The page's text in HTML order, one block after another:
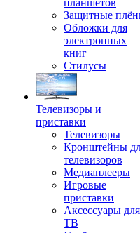
планшетов
Защитные
Обложки для
электронных
книг
Стилусы
Телевизоры и
приставки
Телевизоры
Кронштейны
телевизоров
Медиаплееры
Игровые
приставки
Аксессуары для
ТВ